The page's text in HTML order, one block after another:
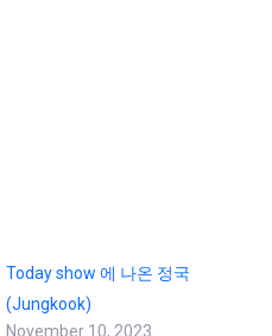
Today show 에 나온 정국
(Jungkook)
November 10, 2023